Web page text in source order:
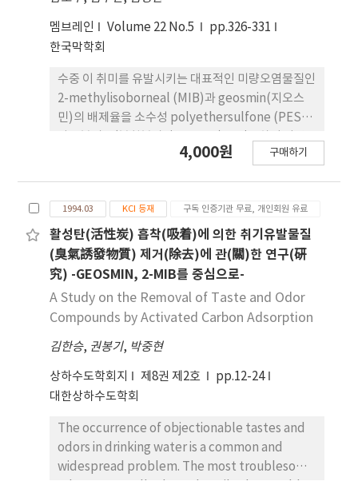
Therefore, the purpose of this study was not
only to evaluate full scale nanofiltration
membrane system with 300 m3/ day of
permeate capacity and 90% of recovery on
the removal of geosmin and 2-MIB in spiked
natural raw water sources at high feed
concentration with a range of approximately
500 to 2,500 ng/L, but also to observe
multi stage NF membrane system. Rejection
rate of geosmin and 2-MIB by NF membrane
process was 96% that is 4% of passage
regardless of the feed water concentration
which indicates NF membrane system with an
operational values suggested in this research
can be employed in drinking water
treatment plant to control geosmin and 2-
results of regression analysis in this study it is
recommended that feed water
concentration of geosmin and 2-MIB would
not exceed 220 and 300 ng/L respectively
which is not to be perceived in drinking tap
water. Also it suggests that the removal rate
멤브레인 Volume 22 No.5
pp.326-331
한국막학회
수중 이 취미를 유발시키는 대표적인 미량오염물질인
2-methylisoborneal (MIB)과 geosmin(지오스
민)의 배제율을 소수성 polyethersulfone (PES)
한 용액조성에서 관찰하였다. 실험결과 적용된 모든
가할수록 2-MIB와 지오스민 양쪽 모두 배제율이 증
가하는 경향을 나타내었다. 한편, 수중 자연유기물질
의 존재는 두 미량유기물질의 배제율을 크게 증가시
켰으며 이와 같은 현상은 높은 pH일수록 더욱 뚜렷하
게 나타났다. 소수성 분리막을 친수성 TiO2 입자로 표
면코팅 시킨 후 배제율을 관찰한 결과 분리막의 표면
을 친수화한 후 소수성인 2-MIB와 지오스민의 배제
율은 증가하는 경향을 나타내었다. 따라서 소수성 상
호작용은 미량유기물질 나노여과 배제율의 중요한 기
작 중 하나임을 확인할 수 있었다.
4,000원 구매하기
1994.03 KCI 등재 구독 인증기관 무료, 개인회원 유료
활성탄(活性炭) 흡착(吸着)에 의한 취기유발물질
(臭氣誘發物質) 제거(除去)에 관(關)한 연구(硏
究) -GEOSMIN, 2-MIB를 중심으로-
A Study on the Removal of Taste and Odor
Compounds by Activated Carbon Adsorption
김한승, 권봉기, 박중현
상하수도학회지 제8권 제2호
pp.12-24
대한상하수도학회
The occurrence of objectionable tastes and
odors in drinking water is a common and
widespread problem. The most troublesome